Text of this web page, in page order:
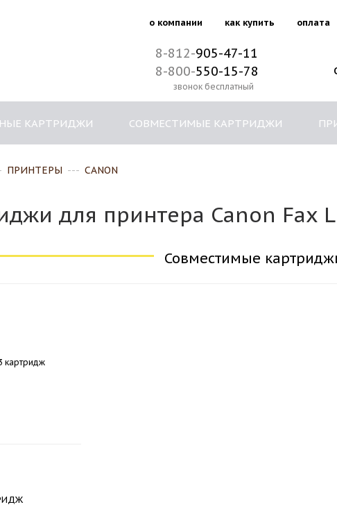
о компании как купить оплата
8-812-905-47-11
8-800-550-15-78
звонок бесплатный
КАРТРИДЖИ СОВМЕСТИМЫЕ КАРТРИДЖИ
ПРИНТЕРЫ --- CANON
для принтера Canon Fax
Совместимые